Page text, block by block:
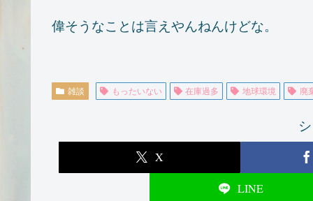
偉そうなことは言えやんねんけどな。
雑談 もったいない 在庫過多 地球環境 廃
X
LINE